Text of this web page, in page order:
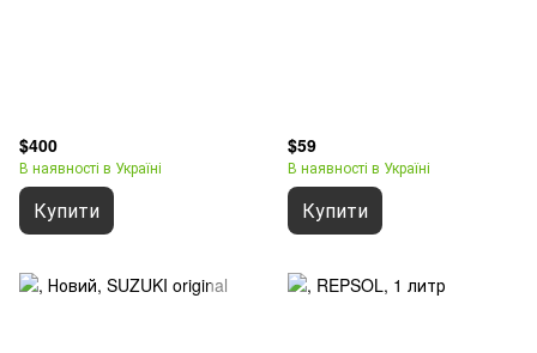
$400
В наявності в Україні
Купити
$59
В наявності в Україні
Купити